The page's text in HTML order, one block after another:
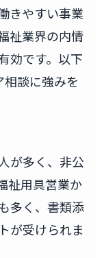
きやすい事業
祉業界の内情
効です。以下
談に強みを
が多く、非公
祉用具営業か
多く、書類添
が受けられま